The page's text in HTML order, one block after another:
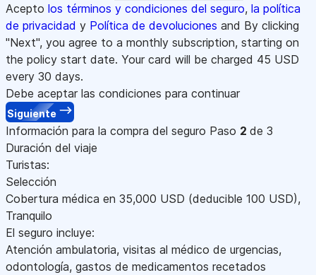
Acepto los términos y condiciones del seguro, la política
de privacidad y Política de devoluciones and By clicking
"Next", you agree to a monthly subscription, starting on
the policy start date. Your card will be charged 45 USD
every 30 days.
Debe aceptar las condiciones para continuar
Siguiente
Información para la compra del seguro Paso 2 de 3
Duración del viaje
Turistas:
Selección
Cobertura médica en 35,000 USD (deducible 100 USD),
Tranquilo
El seguro incluye:
Atención ambulatoria, visitas al médico de urgencias,
odontología, gastos de medicamentos recetados